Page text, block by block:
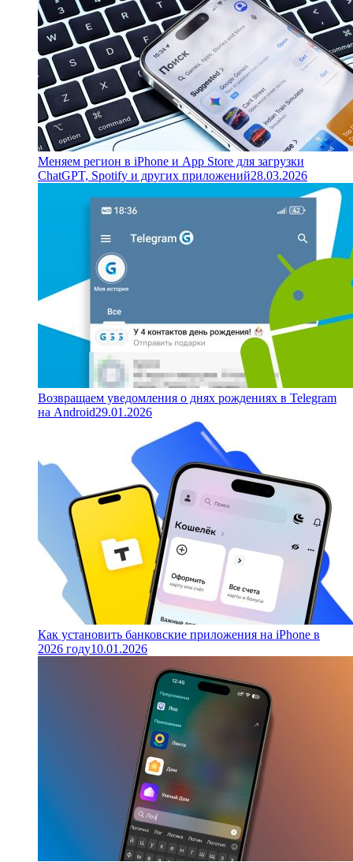
Меняем регион в iPhone и App Store для загрузки
ChatGPT, Spotify и других приложений28.03.2026
Возвращаем уведомления о днях рождениях в Telegram
на Android29.01.2026
Как установить банковские приложения на iPhone в
2026 году10.01.2026